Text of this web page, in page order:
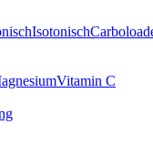
Isotonisch
Vitamin C